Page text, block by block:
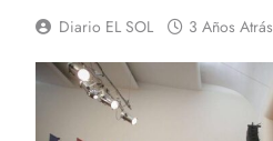
Diario EL SOL 3 Años Atrás